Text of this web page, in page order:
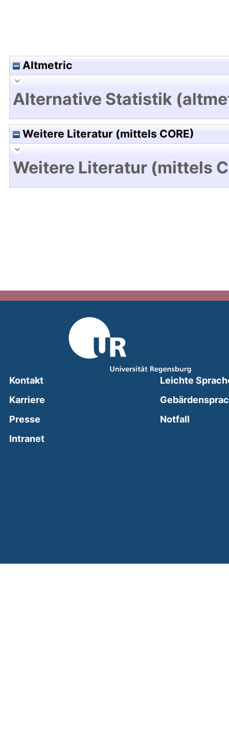
Altmetric
Alternative Statistik
Weitere Literatur (mittels CORE)
Weitere Literatur (mittels
Kontakt
Karriere
Presse
Intranet(external link, opens in a new window)
Leichte
Notfall